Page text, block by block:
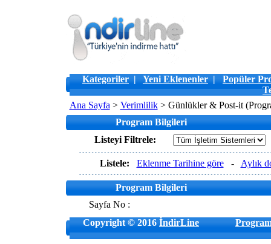
Kategoriler | Yeni Eklenenler | Popüler
Ana Sayfa > Verimlilik> Günlükler & Post-it
Program Bilgileri
Listeyi Filtrele:
Listele: Eklenme Tarihine göre- Aylık
Program Bilgileri
Sayfa No :
Copyright © 2016 İndirLine